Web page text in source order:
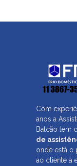
Com
anos a
Balcão tem
de
onde está o
ao cliente a